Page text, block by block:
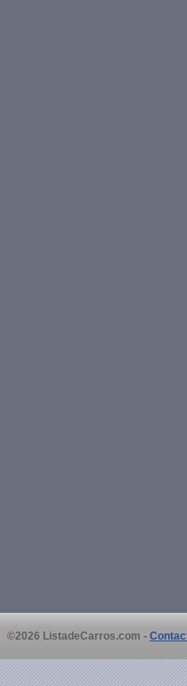
©2026 ListadeCarros.com -